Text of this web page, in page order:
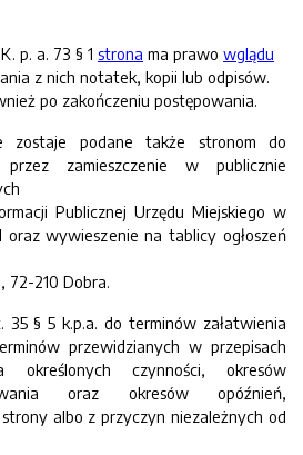
a. 73 § 1 strona ma prawo wglądu
z nich notatek, kopii lub odpisów.
po zakończeniu postępowania.
zostaje podane także stronom do
przez zamieszczenie w publicznie
Publicznej Urzędu Miejskiego w
oraz wywieszenie na tablicy ogłoszeń
72-210 Dobra.
k.p.a. do terminów załatwienia
przewidzianych w przepisach
określonych czynności, okresów
oraz okresów opóźnień,
albo z przyczyn niezależnych od